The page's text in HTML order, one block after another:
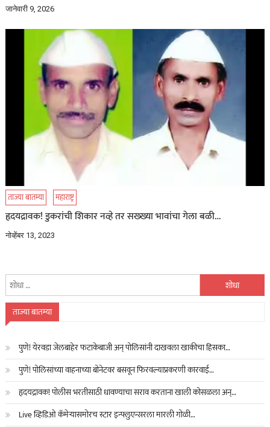
जानेवारी 9, 2026
ताज्या बातम्या महाराष्ट्र
हृदयद्रावक! डुकरांची शिकार नव्हे तर सख्ख्या भावांचा गेला बळी…
नोव्हेंबर 13, 2023
शोध
ताज्या बातम्या
पुणे! येरवडा जेलबाहेर फटाकेबाजी अन् पोलिसांनी दाखवला खाकीचा हिसका…
पुणे! पोलिसांच्या वाहनाच्या बोनेटवर बसवून फिरवल्याप्रकरणी कारवाई…
हृदयद्रावक! पोलीस भरतीसाठी धावण्याचा सराव करताना खाली कोसळला अन्…
Live व्हिडिओ कॅमेऱ्यासमोरच स्टार इन्फ्लुएन्सरला मारली गोळी…